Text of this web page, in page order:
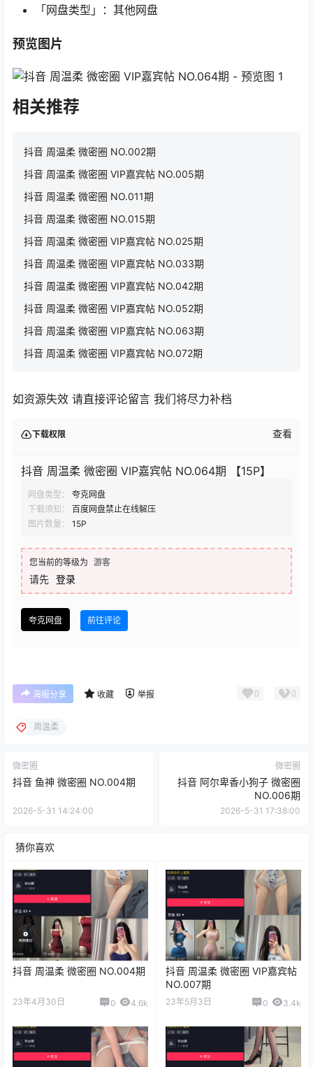
「网盘类型」：其他网盘
预览图片
相关推荐
抖音 周温柔 微密圈 NO.002期
抖音 周温柔 微密圈 VIP嘉宾帖 NO.005期
抖音 周温柔 微密圈 NO.011期
抖音 周温柔 微密圈 NO.015期
抖音 周温柔 微密圈 VIP嘉宾帖 NO.025期
抖音 周温柔 微密圈 VIP嘉宾帖 NO.033期
抖音 周温柔 微密圈 VIP嘉宾帖 NO.042期
抖音 周温柔 微密圈 VIP嘉宾帖 NO.052期
抖音 周温柔 微密圈 VIP嘉宾帖 NO.063期
抖音 周温柔 微密圈 VIP嘉宾帖 NO.072期
如资源失效 请直接评论留言 我们将尽力补档
下载权限 查看
抖音 周温柔 微密圈 VIP嘉宾帖 NO.064期 【15P】
网盘类型：
夸克网盘
下载须知：
百度网盘禁止在线解压
图片数量：
15P
您当前的等级为 游客
请先 登录
夸克网盘 前往评论
海报分享 收藏 举报 0 0
周温柔
微密圈
抖音 鱼神 微密圈 NO.004期
2026-5-31 14:24:00
微密圈
抖音 阿尔卑香小狗子 微密圈
NO.006期
2026-5-31 17:38:00
猜你喜欢
抖音 周温柔 微密圈 NO.004期
23年4月30日 0 4.6k
抖音 周温柔 微密圈 VIP嘉宾帖
NO.007期
23年5月3日 0 3.4k